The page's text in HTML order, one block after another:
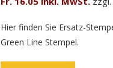
Hier finden Sie Ersatz-
Green Line Stempel.